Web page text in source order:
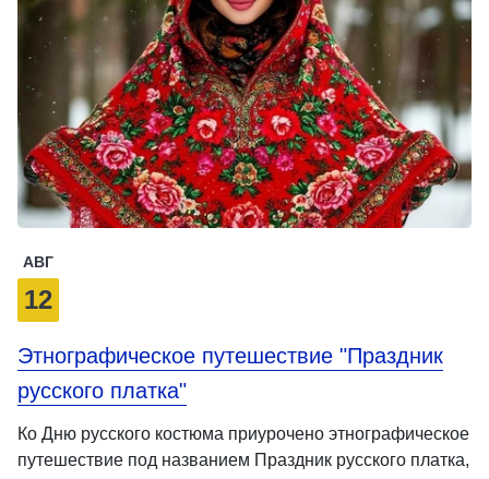
АВГ
12
Этнографическое путешествие "Праздник
русского платка"
Ко Дню русского костюма приурочено этнографическое
путешествие под названием Праздник русского платка,